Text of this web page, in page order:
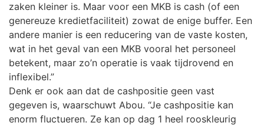
zaken kleiner is. Maar voor een MKB is cash (of een
genereuze kredietfaciliteit) zowat de enige buffer. Een
andere manier is een reducering van de vaste kosten,
wat in het geval van een MKB vooral het personeel
betekent, maar zo’n operatie is vaak tijdrovend en
inflexibel.”
Denk er ook aan dat de cashpositie geen vast
gegeven is, waarschuwt Abou. “Je cashpositie kan
enorm fluctueren. Ze kan op dag 1 heel rooskleurig